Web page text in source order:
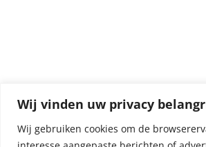
Wij vinden uw privacy
Wij gebruiken cookies om de